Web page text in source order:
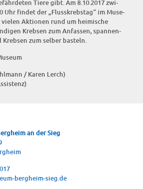
Tie­re gibt. Am 8.10.2017 zwi­
Uhr fin­det der „Fluss­krebs­tag“ im Muse­
Aktio­nen rund um hei­mi­sche
Kreb­sen zum Anfas­sen, span­nen­
zum sel­ber basteln.
/ Karen Lerch)
an der Sieg
bergheim-sieg.de